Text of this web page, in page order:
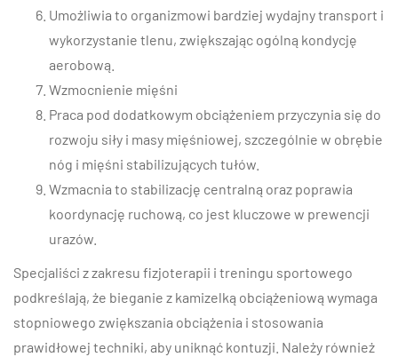
Umożliwia to organizmowi bardziej wydajny transport i
wykorzystanie tlenu, zwiększając ogólną kondycję
aerobową.
Wzmocnienie mięśni
Praca pod dodatkowym obciążeniem przyczynia się do
rozwoju siły i masy mięśniowej, szczególnie w obrębie
nóg i mięśni stabilizujących tułów.
Wzmacnia to stabilizację centralną oraz poprawia
koordynację ruchową, co jest kluczowe w prewencji
urazów.
Specjaliści z zakresu fizjoterapii i treningu sportowego
podkreślają, że bieganie z kamizelką obciążeniową wymaga
stopniowego zwiększania obciążenia i stosowania
prawidłowej techniki, aby uniknąć kontuzji. Należy również